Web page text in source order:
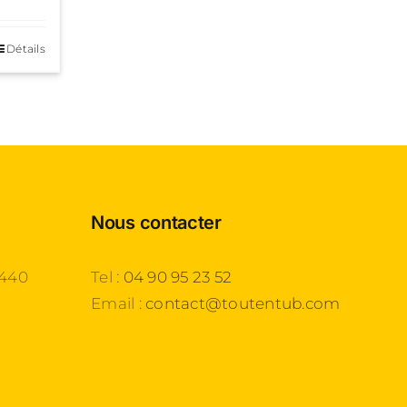
Détails
Nous contacter
Tel : 04 90 95 23 52
Email :contact@toutentub.com